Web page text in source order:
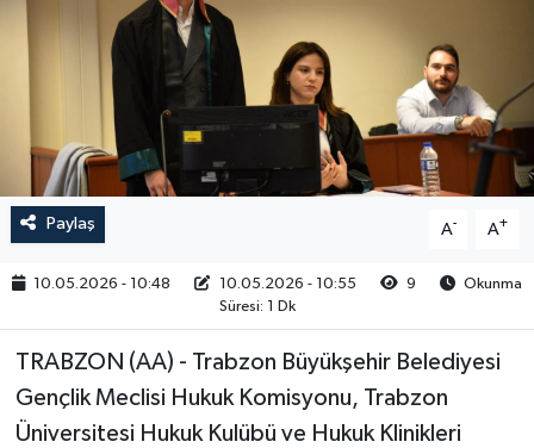
Paylaş A- A+
10.05.2026 - 10:48 10.05.2026 - 10:55 9
Okunma
Süresi: 1 Dk
TRABZON (AA) - Trabzon Büyükşehir Belediyesi
Gençlik Meclisi Hukuk Komisyonu, Trabzon
Üniversitesi Hukuk Kulübü ve Hukuk Klinikleri
RESMİ İLAN